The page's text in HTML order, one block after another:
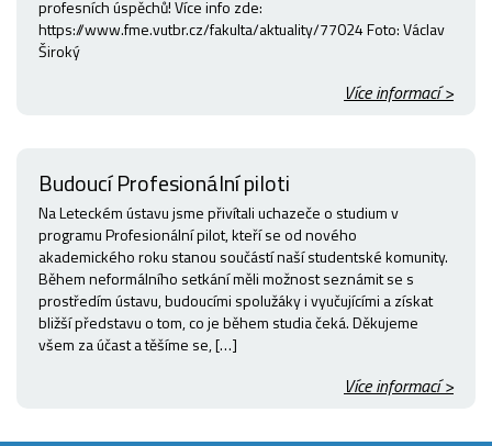
profesních úspěchů! Více info zde:
https://www.fme.vutbr.cz/fakulta/aktuality/77024 Foto: Václav
Široký
Více informací >
Budoucí Profesionální piloti
Na Leteckém ústavu jsme přivítali uchazeče o studium v
programu Profesionální pilot, kteří se od nového
akademického roku stanou součástí naší studentské komunity.
Během neformálního setkání měli možnost seznámit se s
prostředím ústavu, budoucími spolužáky i vyučujícími a získat
bližší představu o tom, co je během studia čeká. Děkujeme
všem za účast a těšíme se, […]
Více informací >